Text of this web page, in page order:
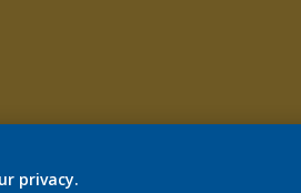
privacy.